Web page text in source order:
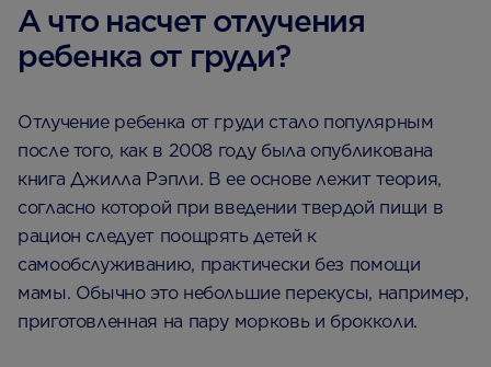
А что насчет отлучения
ребенка от груди?
Отлучение ребенка от груди стало популярным
после того, как в 2008 году была опубликована
книга Джилла Рэпли. В ее основе лежит теория,
согласно которой при введении твердой пищи в
рацион следует поощрять детей к
самообслуживанию, практически без помощи
мамы. Обычно это небольшие перекусы, например,
приготовленная на пару морковь и брокколи.